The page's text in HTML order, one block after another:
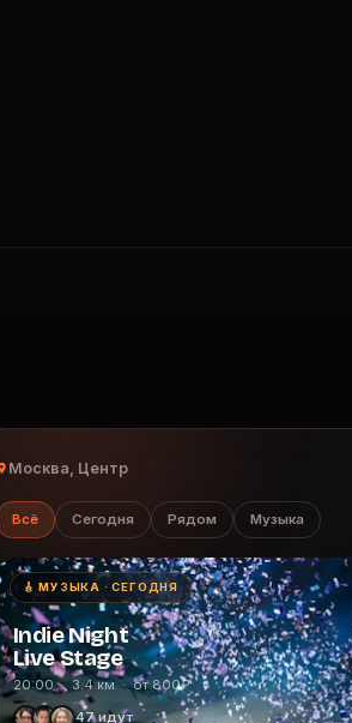
Москва, Центр
Всё Сегодня Рядом Музыка
🎸 МУЗЫКА · СЕГОДНЯ
Indie Night
Live Stage
20:00 · 3.4 км · от 800₽
47 идут